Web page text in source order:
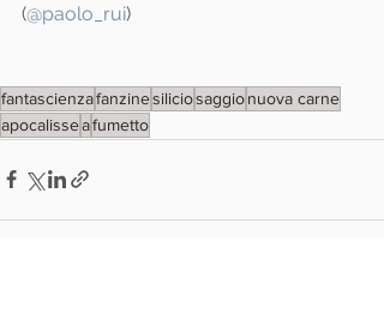
(@paolo_rui)
fantascienzafanzinesiliciosaggionuova carne
apocalisseafumetto